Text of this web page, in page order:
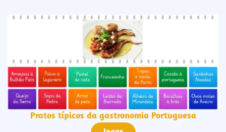
Pratos típicos da gastronomia Portuguesa